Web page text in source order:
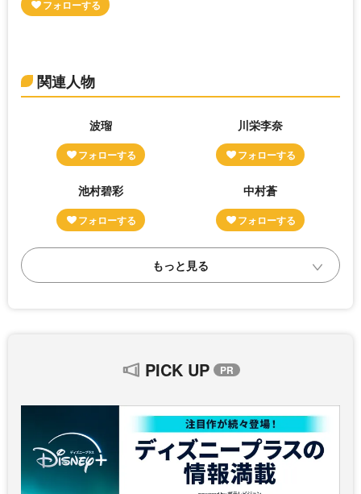
関連人物
波瑠 川栄李奈
池村碧彩 中村蒼
PICK UP